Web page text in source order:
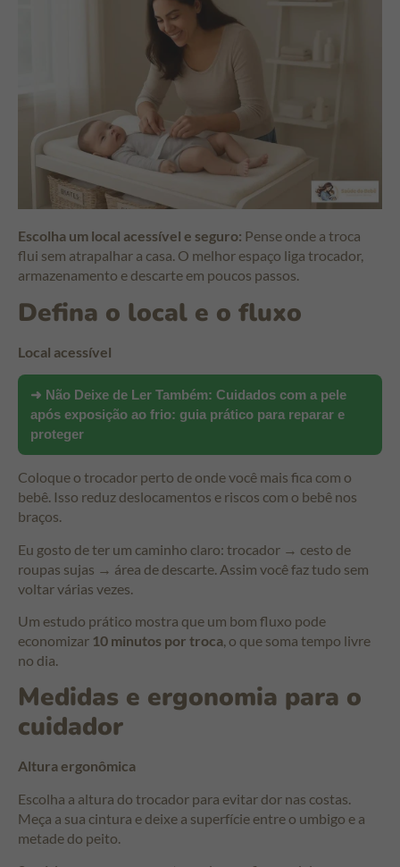
Escolha um local acessível e seguro: Pense onde a troca
flui sem atrapalhar a casa. O melhor espaço liga trocador,
armazenamento e descarte em poucos passos.
Defina o local e o fluxo
Local acessível
➜ Não Deixe de Ler Também: Cuidados com a pele
após exposição ao frio: guia prático para reparar e
proteger
Coloque o trocador perto de onde você mais fica com o
bebê. Isso reduz deslocamentos e riscos com o bebê nos
braços.
Eu gosto de ter um caminho claro: trocador → cesto de
roupas sujas → área de descarte. Assim você faz tudo sem
voltar várias vezes.
Um estudo prático mostra que um bom fluxo pode
economizar 10 minutos por troca, o que soma tempo livre
no dia.
Medidas e ergonomia para o
cuidador
Altura ergonômica
Escolha a altura do trocador para evitar dor nas costas.
Meça a sua cintura e deixe a superfície entre o umbigo e a
metade do peito.